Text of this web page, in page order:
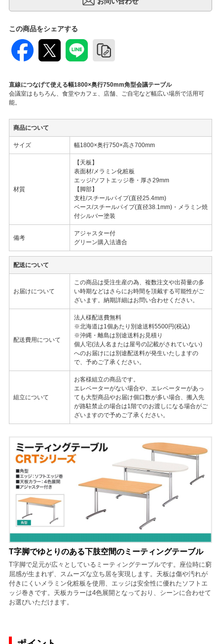
この商品をシェアする
直線につなげて使える幅1800×奥行750mm角型会議テーブル
会議室はもちろん、食堂やカフェ、店舗、ご自宅など幅広い場所で活用可
能。
商品について
サイズ 幅1800×奥行750×高さ700mm
材質
【天板】
表面材/メラミン化粧板
エッジ/ソフトエッジ巻・厚さ29mm
【脚部】
支柱/スチールパイプ(直径25.4mm)
ベース/スチールパイプ(直径38.1mm)・メラミン焼
付シルバー塗装
備考
アジャスター付
グリーン購入法適合
配送について
お届けについて
この商品は受注生産の為、複数注文や出荷量の多
い時期などはさらにお時間を頂戴する可能性がご
ざいます。納期詳細はお問い合わせください。
配送費用について
法人様配送費無料
※北海道は1個あたり別途送料5500円(税込)
※沖縄・離島は別途送料お見積り
個人宅(法人名または屋号の記載がされていない)
へのお届けには別途配送料が発生いたしますの
で、予めご了承ください。
組立について
お客様組立の商品です。
エレベーターがない場合や、エレベーターがあっ
ても大型商品やお届け個口数が多い場合、搬入先
が路駐禁止の場合は1階でのお渡しになる場合がご
ざいますので予めご了承ください。
T字脚でゆとりのある下肢空間のミーティングテーブル
T字脚で足元が広々としているミーティングテーブルです。座位時に窮
屈感が生まれず、スムーズな立ち居を実現します。天板は傷や汚れが
付きにくいメラミン化粧板を使用、エッジは安全性に優れたソフトエ
ッジ巻きです。天板カラーは4色展開となっており、シーンに合わせて
お選びいただけます。